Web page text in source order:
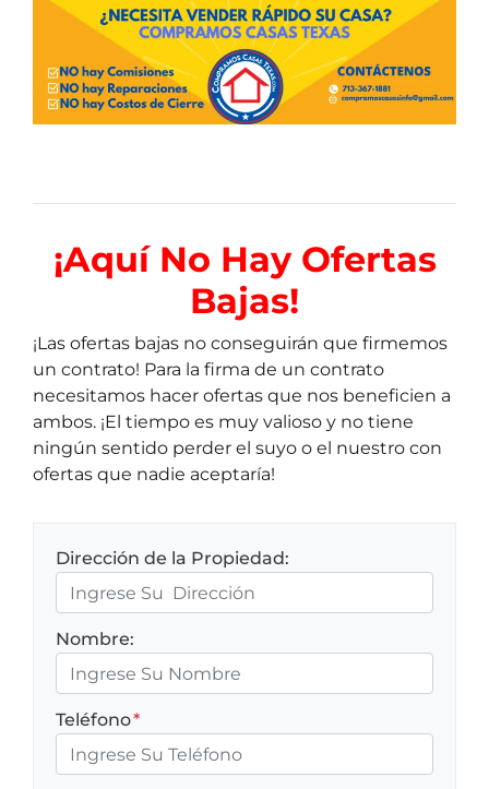
¡Aquí No Hay Ofertas
Bajas!
¡Las ofertas bajas no conseguirán que firmemos
un contrato! Para la firma de un contrato
necesitamos hacer ofertas que nos beneficien a
ambos. ¡El tiempo es muy valioso y no tiene
ningún sentido perder el suyo o el nuestro con
ofertas que nadie aceptaría!
Dirección de la Propiedad:
Nombre:
Teléfono*